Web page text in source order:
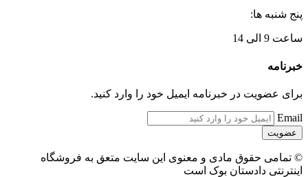
پنج شنبه ها:
ساعت 9 الی 14
خبرنامه
برای عضویت در خبرنامه ایمیل خود را وارد کنید.
Email
© تمامی حقوق مادی و معنوی این سایت متعق به فروشگاه
اینترنتی دادستان بوک است